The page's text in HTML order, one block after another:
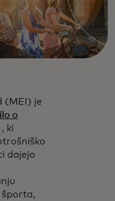
(MEI) je
o
, ki
dajejo
športa,